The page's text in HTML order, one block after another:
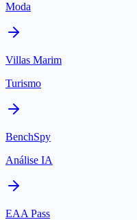
Moda
Villas Marim
Turismo
BenchSpy
Análise IA
EAA Pass